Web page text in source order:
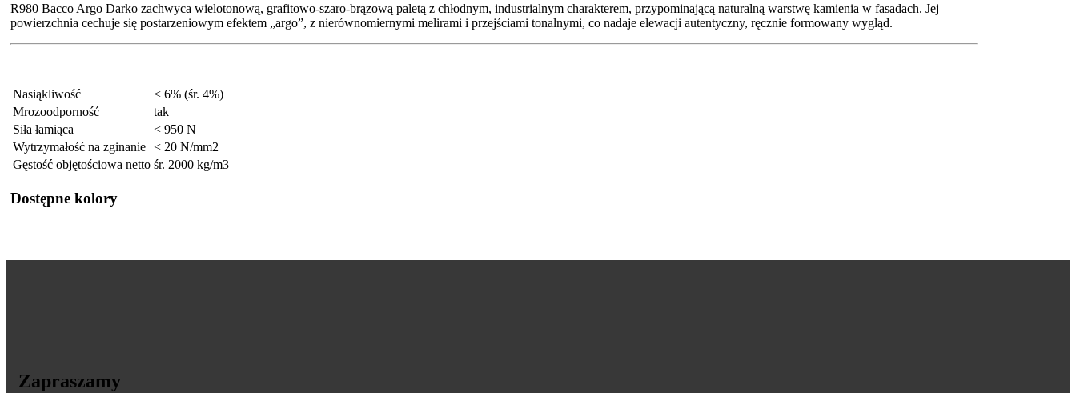
R980 Bacco Argo Darko zachwyca wielotonową, grafitowo‑szaro‑brązową paletą z chłodnym, industrialnym charakterem, przypominającą naturalną warstwę kamienia w fasadach. Jej
powierzchnia cechuje się postarzeniowym efektem „argo”, z nierównomiernymi melirami i przejściami tonalnymi, co nadaje elewacji autentyczny, ręcznie formowany wygląd.
Nasiąkliwość
< 6% (śr. 4%)
Mrozoodporność
tak
Siła łamiąca
< 950 N
Wytrzymałość na zginanie < 20 N/mm2
Gęstość objętościowa netto śr. 2000 kg/m3
Dostępne kolory
Zapraszamy